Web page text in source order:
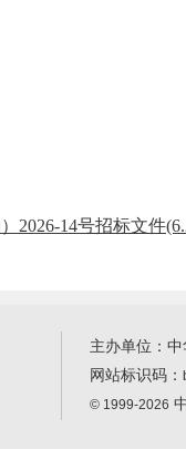
2026-14号招标文件
主办单位：
网站标识码：
© 1999-2026